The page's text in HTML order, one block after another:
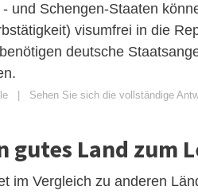
und Schengen-Staaten
visumfrei in die
deutsche
Sehen Sie sich die vollständige
gutes Land zum
im Vergleich zu anderen